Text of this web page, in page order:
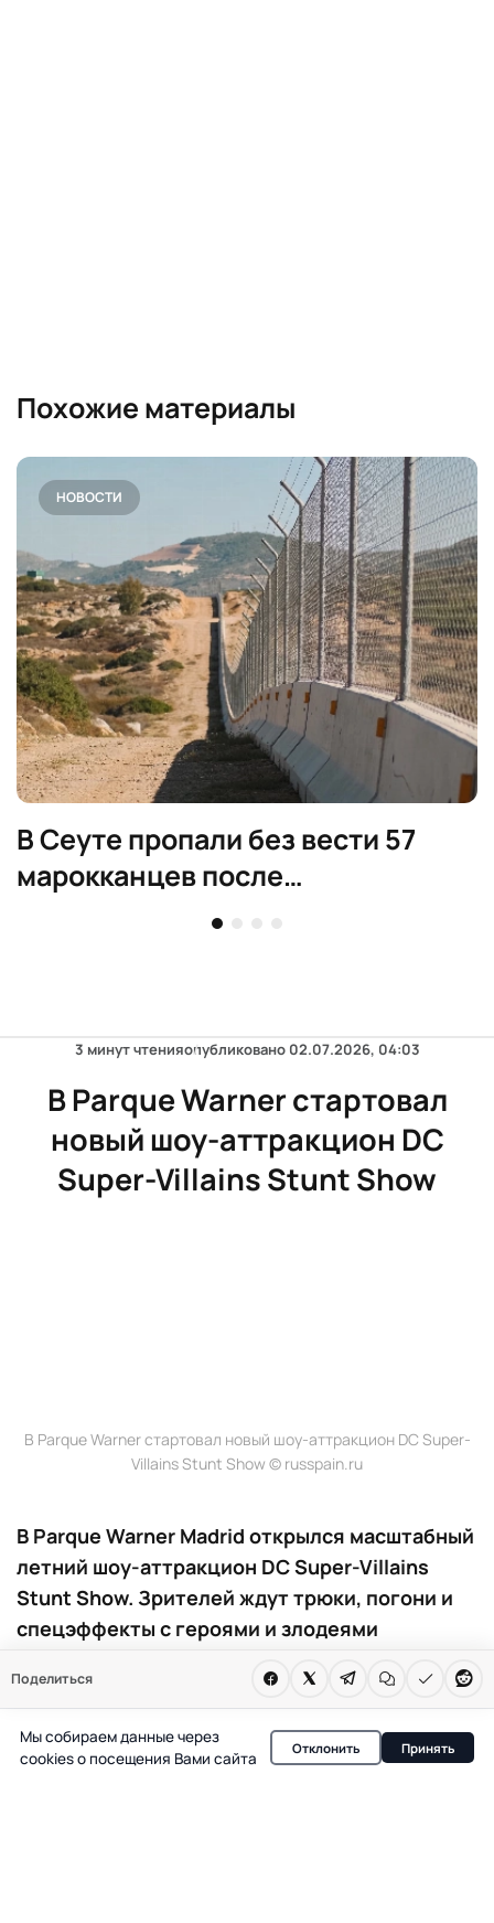
Похожие материалы
НОВОСТИ
В Сеуте пропали без вести 57
марокканцев после
миграционного кризиса
Поделиться
3 минут чтенияопубликовано 02.07.2026, 04:03
В Parque Warner стартовал
новый шоу-аттракцион DC
Super-Villains Stunt Show
В Parque Warner стартовал новый шоу-аттракцион DC Super-
Villains Stunt Show © russpain.ru
В Parque Warner Madrid открылся масштабный
летний шоу-аттракцион DC Super-Villains
Stunt Show. Зрителей ждут трюки, погони и
спецэффекты с героями и злодеями
легендарную Loca Academia de Policía и уже
1 июля в Parque Warner Madrid состоялась премьера
Мы собираем данные через
cookies о посещения Вами сайта
Отклонить Принять